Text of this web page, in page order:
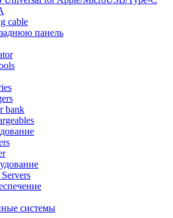
cable
панель
bank
системы